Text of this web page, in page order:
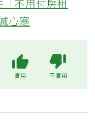
不用付房租
心寒
實用 不實用